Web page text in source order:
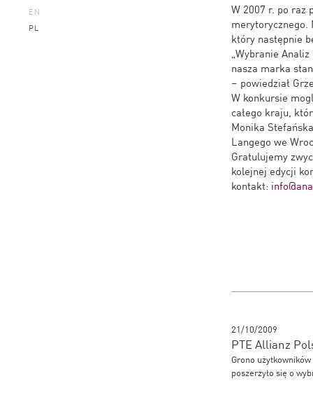
EN
PL
W 2007 r. po raz
merytorycznego.
który następnie
„Wybranie
nasza marka
– powiedział
W konkursie
całego kraju,
Monika
Langego we
Gratulujemy
kolejnej edycji
kontakt:
21/10/2009
PTE Allianz
Grono
poszerzyło się o